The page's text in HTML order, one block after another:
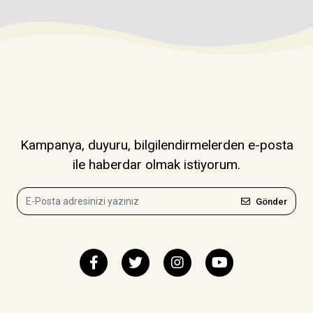
Kampanya, duyuru, bilgilendirmelerden e-posta
ile haberdar olmak istiyorum.
Gönder